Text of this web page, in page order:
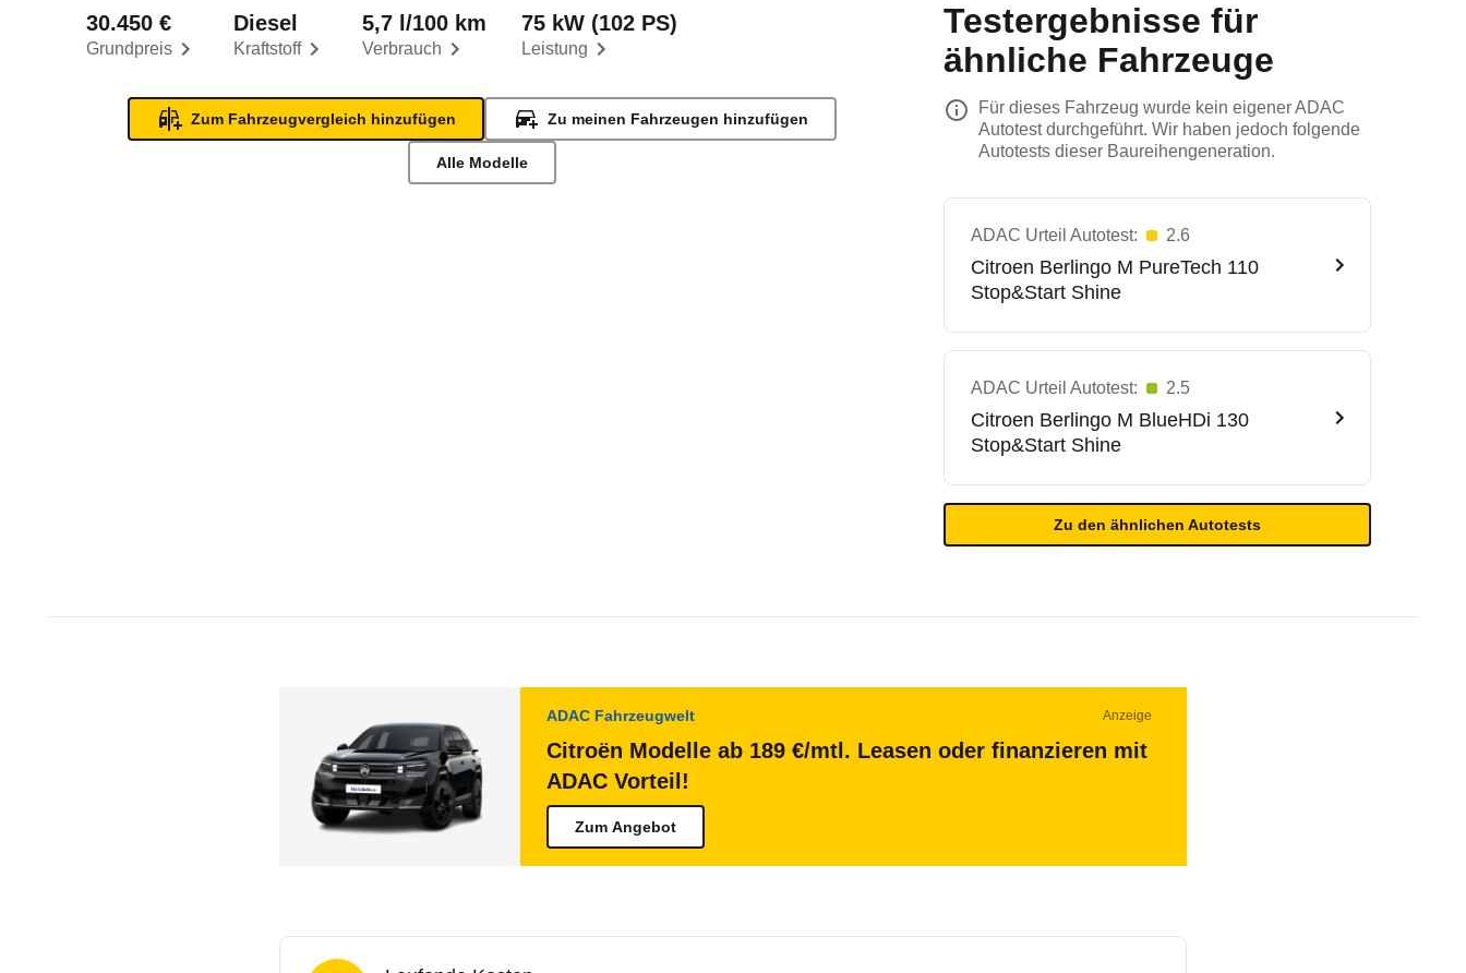
Grundpreis
30.450 €
Kraftstoff
Diesel
Verbrauch
5,7 l/100 km
Leistung
75 kW (102 PS)
Zum Fahrzeugvergleich hinzufügen Zu meinen Fahrzeugen hinzufügen
Alle Modelle
Testergebnisse für
ähnliche Fahrzeuge
Für dieses Fahrzeug wurde kein eigener ADAC
Autotest durchgeführt. Wir haben jedoch folgende
Autotests dieser Baureihengeneration.
ADAC Urteil Autotest: 2.6
Citroen Berlingo M PureTech 110
Stop&Start Shine
ADAC Urteil Autotest: 2.5
Citroen Berlingo M BlueHDi 130
Stop&Start Shine
Zu den ähnlichen Autotests
ADAC Fahrzeugwelt Anzeige
Citroën Modelle ab 189 €/mtl. Leasen oder finanzieren mit
ADAC Vorteil!
Zum Angebot